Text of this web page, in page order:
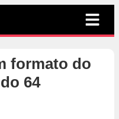
formato do
64